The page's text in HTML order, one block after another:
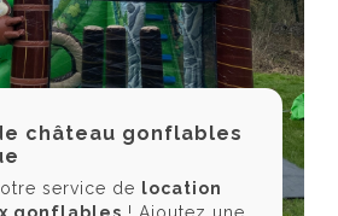
château gonflables
service de location
gonflables ! Ajoutez une